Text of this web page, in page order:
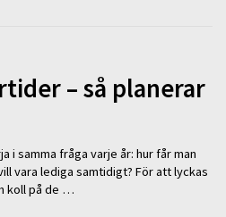
– så planerar
i samma fråga varje år: hur får man
vara lediga samtidigt? För att lyckas
koll på de …